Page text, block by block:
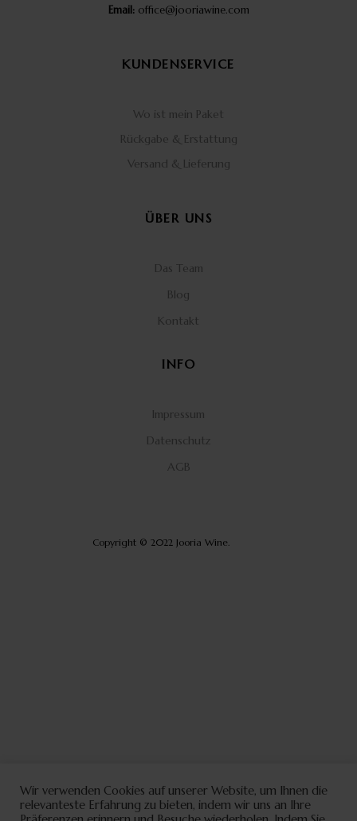
Email:office@jooriawine.com
KUNDENSERVICE
Wo ist mein Paket
Rückgabe & Erstattung
Versand & Lieferung
ÜBER UNS
Das Team
Blog
Kontakt
INFO
Impressum
Datenschutz
AGB
Copyright © 2022 Jooria Wine.
Wir verwenden Cookies auf unserer Website, um Ihnen die
relevanteste Erfahrung zu bieten, indem wir uns an Ihre